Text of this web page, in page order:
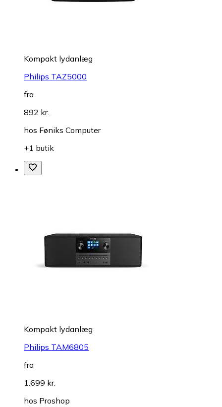
Kompakt lydanlæg
Philips TAZ5000
fra
892 kr.
hos Føniks Computer
+1 butik
Kompakt lydanlæg
Philips TAM6805
fra
1.699 kr.
hos Proshop